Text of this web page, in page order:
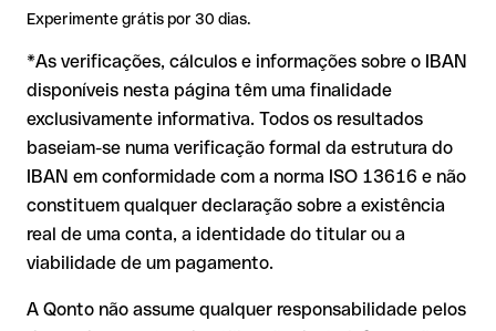
❌ Que o titular indicado seja o correto
Um IBAN pode passar todos os controlos matemáticos e não
corresponder a nenhuma conta real. Por exemplo, se foram
transpostos dígitos e a combinação resultante é formalmente
válida.
por escrito, especialmente em novas relações comerciais ou
IBAN formalmente válido mas incorreto:
gere outra combinação formalmente válida, a transferência
é executada para uma conta alheia. Neste caso:
O banco destinatário é obrigado a colaborar na
recuperação dos fundos;
A sua instituição pode iniciar um processo de reclamação a
seu pedido;
A devolução não está garantida, especialmente se o
destinatário já tiver utilizado o dinheiro
recuperação é consideravelmente mais complexa e implica
Experimente grátis por 30 dias.
*As verificações, cálculos e informações sobre o IBAN
disponíveis nesta página têm uma finalidade
exclusivamente informativa. Todos os resultados
baseiam-se numa verificação formal da estrutura do
IBAN em conformidade com a norma ISO 13616 e não
constituem qualquer declaração sobre a existência
real de uma conta, a identidade do titular ou a
viabilidade de um pagamento.
A Qonto não assume qualquer responsabilidade pelos